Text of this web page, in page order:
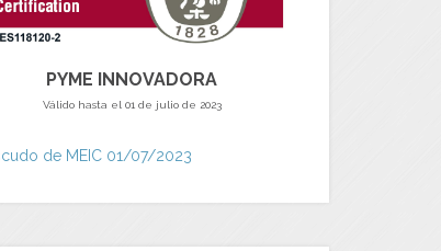
PYME INNOVADORA
Válido hasta el 01 de julio de 2023